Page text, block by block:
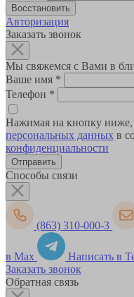
Авторизация
Заказать звонок
Мы свяжемся с Вами в
Ваше имя *
Телефон *
Нажимая на кнопку
персональных данных в
конфиденциальности
Способы связи
(863) 310-000-3
в Max
Написать в
Заказать звонок
Обратная связь